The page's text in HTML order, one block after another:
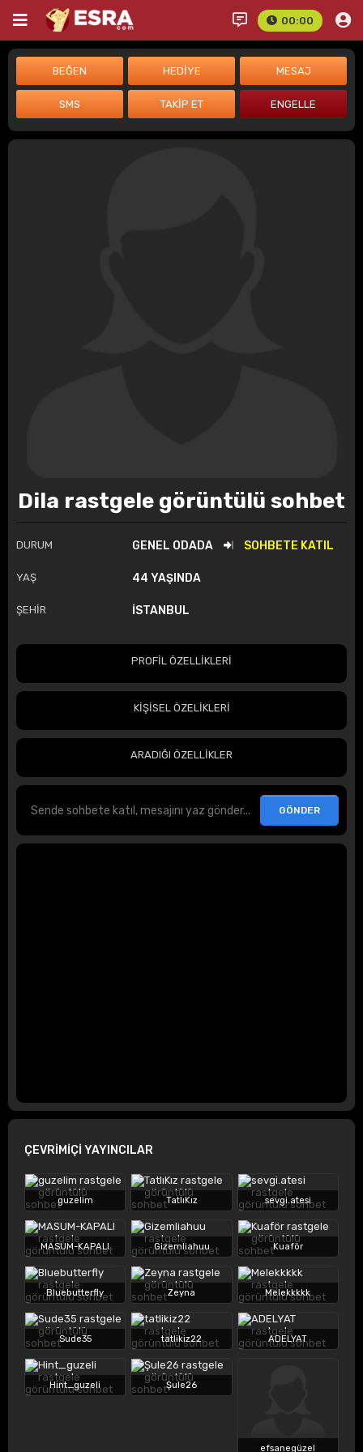
00:00
Dila rastgele görüntülü sohbet
DURUM GENEL ODADA SOHBETE KATIL
YAŞ 44 YAŞINDA
ŞEHİR İSTANBUL
PROFİL ÖZELLİKLERİ
KİŞİSEL ÖZELİKLERİ
ARADIĞI ÖZELLİKLER
ÇEVRİMİÇİ YAYINCILAR
guzelim TatlıKız sevgi.atesi
MASUM-KAPALI Gizemliahuu Kuaför
Bluebutterfly Zeyna Melekkkkk
Sude35 tatlikiz22 ADELYAT
Hint_guzeli Şule26
efsanegüzel